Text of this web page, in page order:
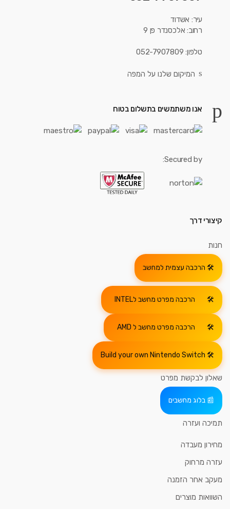
עיר: אשדוד
רחוב: אלכסנדר פן 9
טלפון: 052-7907809
המיקום שלנו על המפה
אנו משתמשים בתשלום בטוח
Secured by:
קיצורי דרך
חנות
הרכבה עצמית למחשב
הרכבה מפרט מחשב לINTEL
הרכבה מפרט מחשב ל AMD
Build your own Nintendo Switch
שאלון לבקשת מפרט
בלוג מחשבים
תמיכה ועזרה
מחירון מעבדה
עזרה מרחוק
מעקב אחר הזמנה
השוואות מוצרים